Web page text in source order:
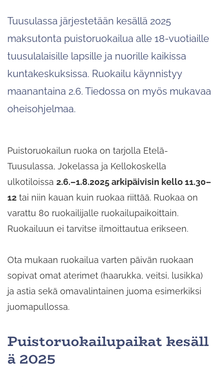
Tuusulassa järjestetään kesällä 2025
maksutonta puistoruokailua alle 18-vuotiaille
tuusulalaisille lapsille ja nuorille kaikissa
kuntakeskuksissa. Ruokailu käynnistyy
maanantaina 2.6. Tiedossa on myös mukavaa
oheisohjelmaa.
Puistoruokailun ruoka on tarjolla Etelä-
Tuusulassa, Jokelassa ja Kellokoskella
ulkotiloissa 2.6.–1.8.2025 arkipäivisin kello 11.30–
12 tai niin kauan kuin ruokaa riittää. Ruokaa on
varattu 80 ruokailijalle ruokailupaikoittain.
Ruokailuun ei tarvitse ilmoittautua erikseen.
Ota mukaan ruokailua varten päivän ruokaan
sopivat omat aterimet (haarukka, veitsi, lusikka)
ja astia sekä omavalintainen juoma esimerkiksi
juomapullossa.
Puistoruokailupaikat kesäll
ä 2025